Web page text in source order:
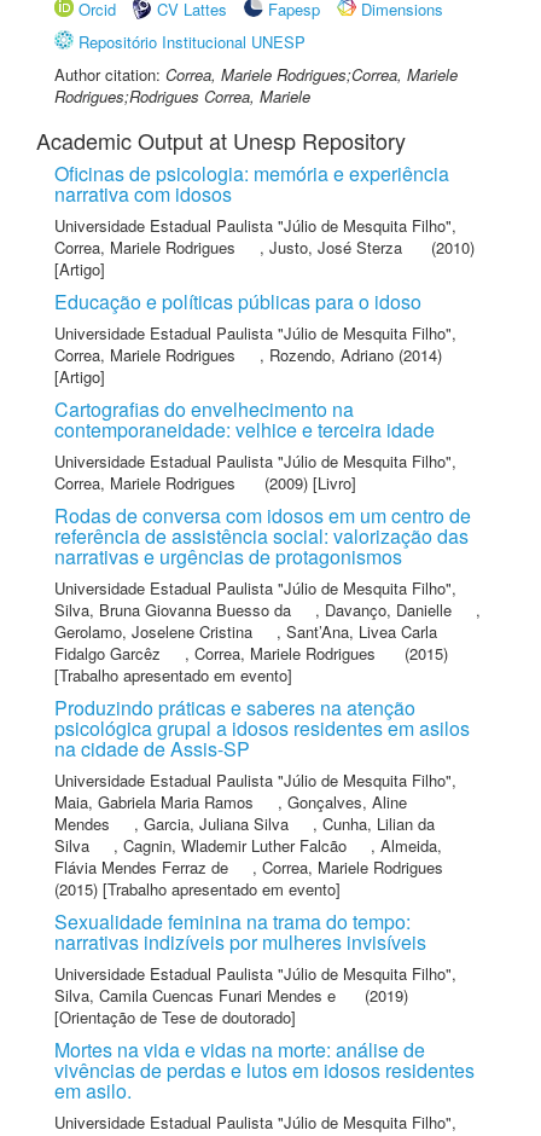
Orcid
CV Lattes Fapesp
Dimensions
Repositório Institucional UNESP
Author citation: Correa, Mariele Rodrigues;Correa, Mariele
Rodrigues;Rodrigues Correa, Mariele
Academic Output at Unesp Repository
Oficinas de psicologia: memória e experiência
narrativa com idosos
Universidade Estadual Paulista "Júlio de Mesquita Filho",
Correa, Mariele Rodrigues
, Justo, José Sterza
(2010)
[Artigo]
Educação e políticas públicas para o idoso
Universidade Estadual Paulista "Júlio de Mesquita Filho",
Correa, Mariele Rodrigues
, Rozendo, Adriano (2014)
[Artigo]
Cartografias do envelhecimento na
contemporaneidade: velhice e terceira idade
Universidade Estadual Paulista "Júlio de Mesquita Filho",
Correa, Mariele Rodrigues
(2009) [Livro]
Rodas de conversa com idosos em um centro de
referência de assistência social: valorização das
narrativas e urgências de protagonismos
Universidade Estadual Paulista "Júlio de Mesquita Filho",
Silva, Bruna Giovanna Buesso da
, Davanço, Danielle
,
Gerolamo, Joselene Cristina
, Sant’Ana, Livea Carla
Fidalgo Garcêz
, Correa, Mariele Rodrigues
(2015)
[Trabalho apresentado em evento]
Produzindo práticas e saberes na atenção
psicológica grupal a idosos residentes em asilos
na cidade de Assis-SP
Universidade Estadual Paulista "Júlio de Mesquita Filho",
Maia, Gabriela Maria Ramos
, Gonçalves, Aline
Mendes
, Garcia, Juliana Silva , Cunha, Lilian da
Silva
, Cagnin, Wlademir Luther Falcão , Almeida,
Flávia Mendes Ferraz de
, Correa, Mariele Rodrigues
(2015) [Trabalho apresentado em evento]
Sexualidade feminina na trama do tempo:
narrativas indizíveis por mulheres invisíveis
Universidade Estadual Paulista "Júlio de Mesquita Filho",
Silva, Camila Cuencas Funari Mendes e
(2019)
[Orientação de Tese de doutorado]
Mortes na vida e vidas na morte: análise de
vivências de perdas e lutos em idosos residentes
em asilo.
Universidade Estadual Paulista "Júlio de Mesquita Filho",